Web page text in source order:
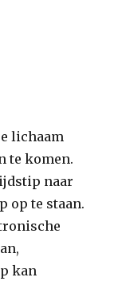
lichaam
te komen.
naar
op te staan.
kan